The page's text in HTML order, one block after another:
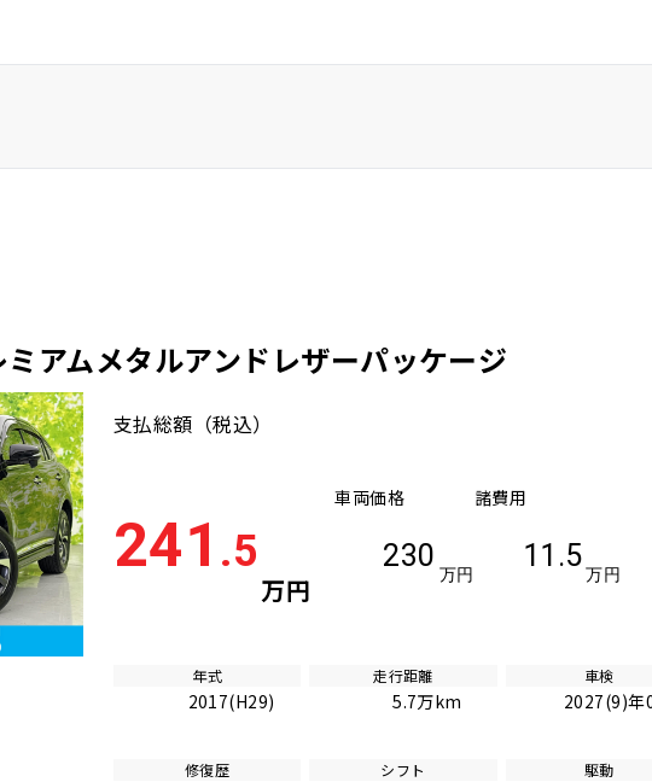
ミアムメタルアンドレザーパッケージ
支払総額 （税込）
241 .5
万円
車両価格
230
万円
諸費用
11.5
万円
年式
2017(H29)
走行距離
5.7万km
車検
2027(9)年
修復歴 シフト 駆動